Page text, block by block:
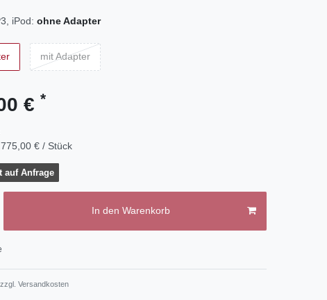
iPod: ohne Adapter
mit Adapter
€ *
€ / Stück
auf Anfrage
In den Warenkorb
Versandkosten